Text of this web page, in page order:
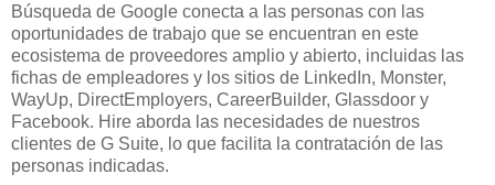
Búsqueda de Google conecta a las personas con las
oportunidades de trabajo que se encuentran en este
ecosistema de proveedores amplio y abierto, incluidas las
fichas de empleadores y los sitios de LinkedIn, Monster,
WayUp, DirectEmployers, CareerBuilder, Glassdoor y
Facebook. Hire aborda las necesidades de nuestros
clientes de G Suite, lo que facilita la contratación de las
personas indicadas.